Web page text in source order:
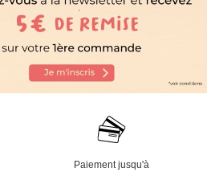
Paiement jusqu'à